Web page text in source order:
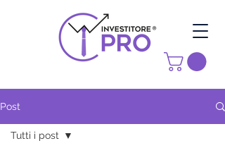
Post
Tutti i post